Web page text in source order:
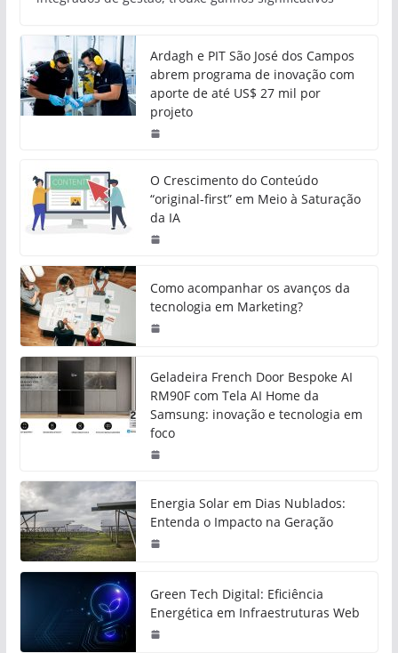
Ardagh e PIT São José dos Campos
abrem programa de inovação com
aporte de até US$ 27 mil por
projeto
O Crescimento do Conteúdo
“original-first” em Meio à Saturação
da IA
Como acompanhar os avanços da
tecnologia em Marketing?
Geladeira French Door Bespoke AI
RM90F com Tela AI Home da
Samsung: inovação e tecnologia em
foco
Energia Solar em Dias Nublados:
Entenda o Impacto na Geração
Green Tech Digital: Eficiência
Energética em Infraestruturas Web